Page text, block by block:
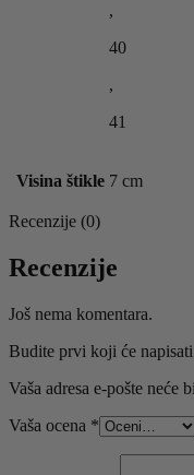
,
40
,
41
Visina štikle 7 cm
Recenzije (0)
Recenzije
Još nema komentara.
Budite prvi koji će
Vaša adresa e-pošte neće
Vaša ocena *